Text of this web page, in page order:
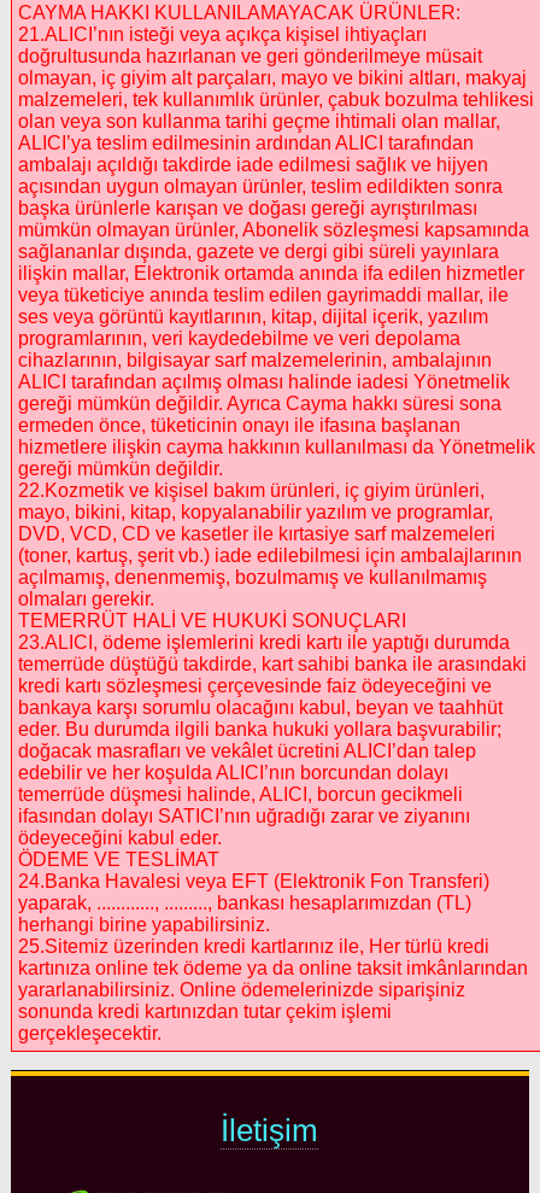
CAYMA HAKKI KULLANILAMAYACAK ÜRÜNLER:
21.ALICI’nın isteği veya açıkça kişisel ihtiyaçları
doğrultusunda hazırlanan ve geri gönderilmeye müsait
olmayan, iç giyim alt parçaları, mayo ve bikini altları, makyaj
malzemeleri, tek kullanımlık ürünler, çabuk bozulma tehlikesi
olan veya son kullanma tarihi geçme ihtimali olan mallar,
ALICI’ya teslim edilmesinin ardından ALICI tarafından
ambalajı açıldığı takdirde iade edilmesi sağlık ve hijyen
açısından uygun olmayan ürünler, teslim edildikten sonra
başka ürünlerle karışan ve doğası gereği ayrıştırılması
mümkün olmayan ürünler, Abonelik sözleşmesi kapsamında
sağlananlar dışında, gazete ve dergi gibi süreli yayınlara
ilişkin mallar, Elektronik ortamda anında ifa edilen hizmetler
veya tüketiciye anında teslim edilen gayrimaddi mallar, ile
ses veya görüntü kayıtlarının, kitap, dijital içerik, yazılım
programlarının, veri kaydedebilme ve veri depolama
cihazlarının, bilgisayar sarf malzemelerinin, ambalajının
ALICI tarafından açılmış olması halinde iadesi Yönetmelik
gereği mümkün değildir. Ayrıca Cayma hakkı süresi sona
ermeden önce, tüketicinin onayı ile ifasına başlanan
hizmetlere ilişkin cayma hakkının kullanılması da Yönetmelik
gereği mümkün değildir.
22.Kozmetik ve kişisel bakım ürünleri, iç giyim ürünleri,
mayo, bikini, kitap, kopyalanabilir yazılım ve programlar,
DVD, VCD, CD ve kasetler ile kırtasiye sarf malzemeleri
(toner, kartuş, şerit vb.) iade edilebilmesi için ambalajlarının
açılmamış, denenmemiş, bozulmamış ve kullanılmamış
olmaları gerekir.
TEMERRÜT HALİ VE HUKUKİ SONUÇLARI
23.ALICI, ödeme işlemlerini kredi kartı ile yaptığı durumda
temerrüde düştüğü takdirde, kart sahibi banka ile arasındaki
kredi kartı sözleşmesi çerçevesinde faiz ödeyeceğini ve
bankaya karşı sorumlu olacağını kabul, beyan ve taahhüt
eder. Bu durumda ilgili banka hukuki yollara başvurabilir;
doğacak masrafları ve vekâlet ücretini ALICI’dan talep
edebilir ve her koşulda ALICI’nın borcundan dolayı
temerrüde düşmesi halinde, ALICI, borcun gecikmeli
ifasından dolayı SATICI’nın uğradığı zarar ve ziyanını
ödeyeceğini kabul eder.
ÖDEME VE TESLİMAT
24.Banka Havalesi veya EFT (Elektronik Fon Transferi)
yaparak, ............, ........., bankası hesaplarımızdan (TL)
herhangi birine yapabilirsiniz.
25.Sitemiz üzerinden kredi kartlarınız ile, Her türlü kredi
kartınıza online tek ödeme ya da online taksit imkânlarından
yararlanabilirsiniz. Online ödemelerinizde siparişiniz
sonunda kredi kartınızdan tutar çekim işlemi
gerçekleşecektir.
İletişim